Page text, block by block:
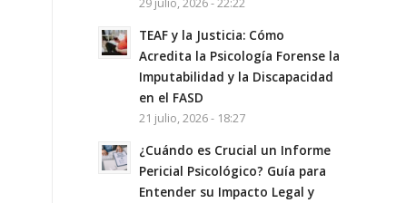
29 julio, 2026 - 22:22
TEAF y la Justicia: Cómo
Acredita la Psicología Forense la
Imputabilidad y la Discapacidad
en el FASD
21 julio, 2026 - 18:27
¿Cuándo es Crucial un Informe
Pericial Psicológico? Guía para
Entender su Impacto Legal y